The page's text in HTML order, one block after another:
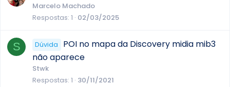
Marcelo Machado
Respostas 1 02/03/2025
S Dúvida
POI no mapa da Discovery midia mib3
não aparece
Stwk
Respostas 1 30/11/2021